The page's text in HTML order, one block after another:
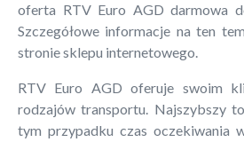
oferta RTV Euro AGD darmowa
Szczegółowe informacje na ten
stronie sklepu internetowego.
RTV Euro AGD oferuje swoim
rodzajów transportu. Najszybszy
tym przypadku czas oczekiwania